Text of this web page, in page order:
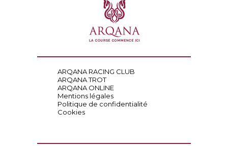
ARQANA RACING CLUB
ARQANA TROT
ARQANA ONLINE
Mentions légales
Politique de confidentialité
Cookies